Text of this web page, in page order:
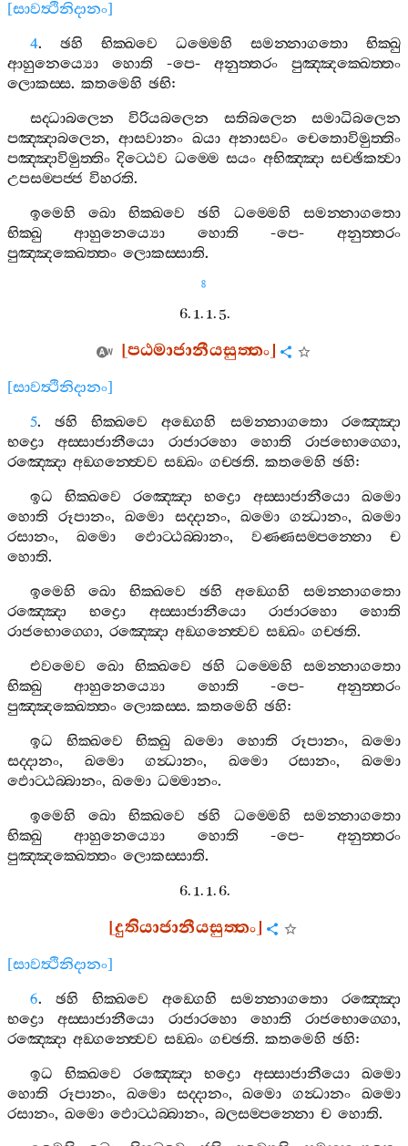
[සාවත්‍ථිනිදානං]
4. ඡහි භික‍්ඛවෙ ධම‍්මෙහි සමන‍්නාගතො
භික‍්ඛු
ආහුනෙය්‍යො
හොති -පෙ-අනුත‍්තරං
පුඤ‍්ඤක‍්ඛෙත‍්තං
ලොකස‍්ස. කතමෙහි ඡභි:
සද‍්ධාබලෙන
විරියබලෙන සතිබලෙන
සමාධිබලෙන
පඤ‍්ඤාබලෙන, ආසවානං ඛයා අනාසවං චෙතොවිමුත‍්තිං
පඤ‍්ඤාවිමුත‍්තිං දිට‍්ඨෙව ධම‍්මෙ සයං අභිඤ‍්ඤා සච‍්ඡිකත්‍වා
උපසම‍්පජ‍්ජ විහරති.
ඉමෙහි
ඛො භික‍්ඛවෙ ඡහි ධම‍්මෙහි
සමන‍්නාගතො
භික‍්ඛු
ආහුනෙය්‍යො හොති -පෙ- අනුත‍්තරං
පුඤ‍්ඤක‍්ඛෙත‍්තං ලොකස‍්සාති.
8
6. 1. 1. 5.
[පඨමාජානීයසුත‍්තං]
[සාවත්‍ථිනිදානං]
5. ඡහි භික‍්ඛවෙ අඞ‍්ගෙහි සමන‍්නාගතො
රඤ‍්ඤො
භද්‍රො
අස‍්සාජානීයො රාජාරහො හොති රාජභොග‍්ගො,
රඤ‍්ඤො අඞ‍්ගන‍්ත්‍වෙව සඞ‍්ඛං ගච‍්ඡති. කතමෙහි ඡහි:
ඉධ
භික‍්ඛවෙ රඤ‍්ඤො භද්‍රො අස‍්සාජානීයො
ඛමො
හොති
රූපානං,ඛමො සද‍්දානං, ඛමො ගන්‍ධානං,ඛමො
රසානං,ඛමො ඵොට‍්ඨබ‍්බානං, වණ‍්ණසම‍්පන‍්නො
ච
හොති.
ඉමෙහි
ඛො භික‍්ඛවෙ ඡහි අඞ‍්ගෙහි
සමන‍්නාගතො
රඤ‍්ඤො
භද්‍රො අස‍්සාජානීයො රාජාරහො
හොති
රාජභොග‍්ගො, රඤ‍්ඤො අඞ‍්ගන‍්ත්‍වෙව සඞ‍්ඛං ගච‍්ඡති.
එවමෙව
ඛො භික‍්ඛවෙ ඡහි ධම‍්මෙහි
සමන‍්නාගතො
භික‍්ඛු
ආහුනෙය්‍යො හොති -පෙ- අනුත‍්තරං
පුඤ‍්ඤක‍්ඛෙත‍්තං ලොකස‍්ස. කතමෙහි ඡහි:
ඉධ
භික‍්ඛවෙ භික‍්ඛු ඛමො හොති රූපානං,ඛමො
සද‍්දානං, ඛමො ගන්‍ධානං, ඛමො රසානං,ඛමො
ඵොට‍්ඨබ‍්බානං, ඛමො ධම‍්මානං.
ඉමෙහි
ඛො භික‍්ඛවෙ ඡහි ධම‍්මෙහි
සමන‍්නාගතො
භික‍්ඛු
ආහුනෙය්‍යො හොති -පෙ- අනුත‍්තරං
පුඤ‍්ඤක‍්ඛෙත‍්තං ලොකස‍්සාති.
6. 1. 1. 6.
[දුතියාජානීයසුත‍්තං]
[සාවත්‍ථිනිදානං]
6. ඡහි භික‍්ඛවෙ අඞ‍්ගෙහි සමන‍්නාගතො
රඤ‍්ඤො
භද්‍රො
අස‍්සාජානීයො රාජාරහො හොති රාජභොග‍්ගො,
රඤ‍්ඤො අඞ‍්ගන‍්ත්‍වෙව සඞ‍්ඛං ගච‍්ඡති. කතමෙහි ඡහි:
ඉධ
භික‍්ඛවෙ රඤ‍්ඤො භද්‍රො අස‍්සාජානීයො
ඛමො
හොති
රූපානං, ඛමො සද‍්දානං,ඛමො ගන්‍ධානං
ඛමො
රසානං, ඛමො ඵොට‍්ඨබ‍්බානං, බලසම‍්පන‍්නො ච හොති.